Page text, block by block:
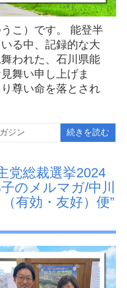
こ）です。 能登半
る中、記録的な大
われた、石川県能
舞い申し上げま
尊い命を落とされ
ジン 続きを読む
総裁選挙2024
のメルマガ/中川
有効・友好）便”